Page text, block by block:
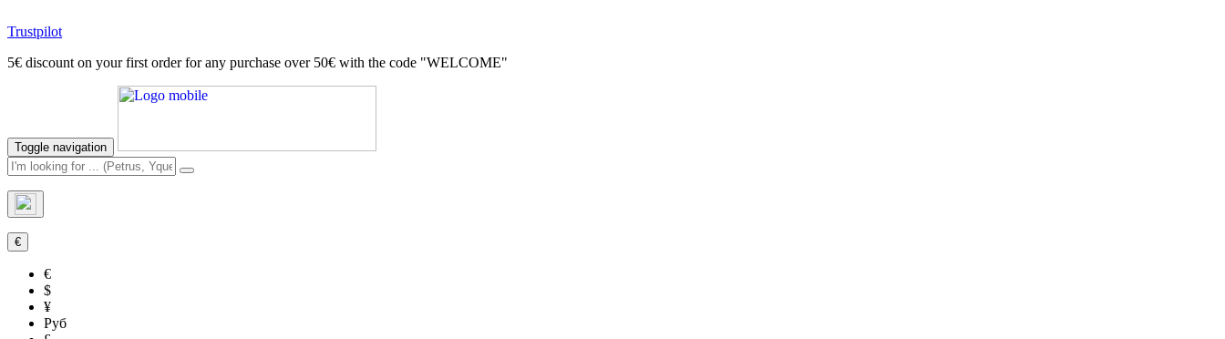
Trustpilot
5€ discount on your first order for any purchase over 50€ with the code "WELCOME"
Toggle navigation
€
€
$
¥
Руб